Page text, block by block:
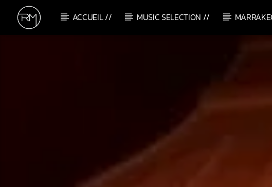
ACCUEIL // MUSIC SELECTION //